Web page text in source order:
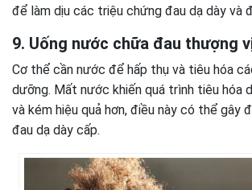
để làm dịu các triệu chứng đau dạ dày và
9. Uống nước chữa đau thượng
Cơ thể cần nước để hấp thụ và tiêu hóa
dưỡng. Mất nước khiến quá trình tiêu hóa
và kém hiệu quả hơn, điều này có thể gây
đau dạ dày cấp.